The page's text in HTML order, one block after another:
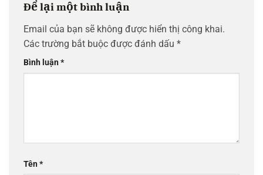
Để lại một bình luận
Email của bạn sẽ không được hiển thị công khai.
Các trường bắt buộc được đánh dấu *
Bình luận*
Tên*